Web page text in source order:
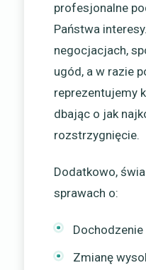
profesjonalne
Państwa
negocjacjach,
ugód, a w razie
reprezentujemy
dbając o jak
rozstrzygnięcie.
Dodatkowo,
sprawach o:
Dochodzenie
Zmianę